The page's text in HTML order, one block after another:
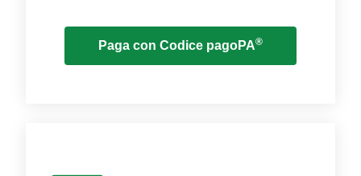
Paga con Codice pagoPA®